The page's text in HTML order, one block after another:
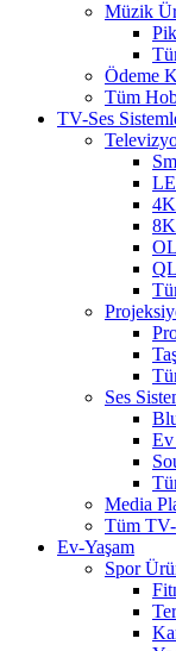
Müzik
Ödeme
Tüm
TV-Ses
Ses
Ev
Media
Tüm TV-
Ev-Yaşam
Spor